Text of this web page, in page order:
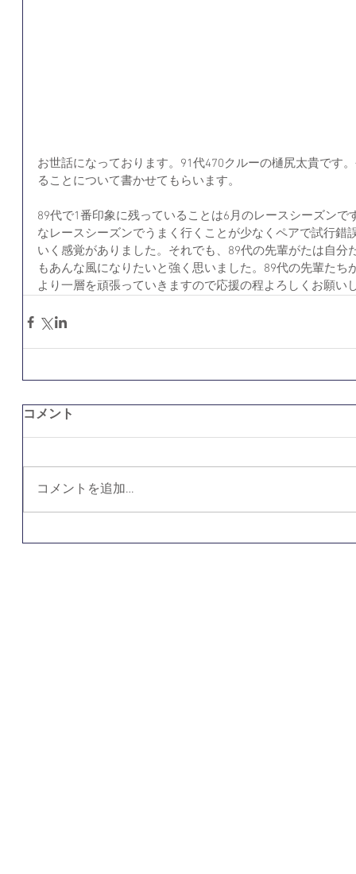
お世話になっております。91代470クルーの樋尻太貴です
ることについて書かせてもらいます。
89代で1番印象に残っていることは6月のレースシーズン
なレースシーズンでうまく行くことが少なくペアで試行錯
いく感覚がありました。それでも、89代の先輩がたは自分
もあんな風になりたいと強く思いました。89代の先輩たち
より一層を頑張っていきますので応援の程よろしくお願い
コメント
コメントを追加…